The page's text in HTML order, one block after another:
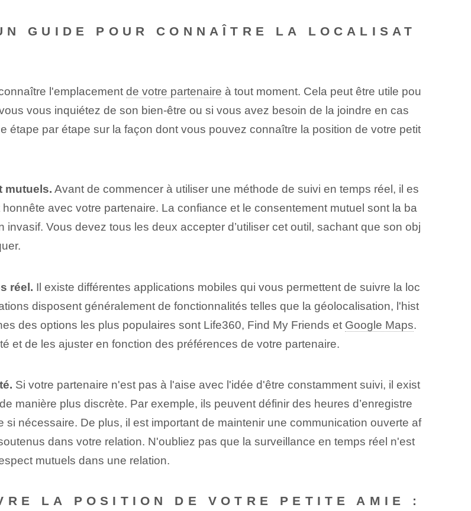
GUIDE POUR CONNAÎTRE LA LOCALISAT
l'emplacement de votre partenaire à tout moment. Cela peut être utile pou
vous inquiétez de son bien-être ou si vous avez besoin de la joindre en cas
par étape sur la façon dont vous pouvez connaître la position de votre petit
mutuels. Avant de commencer à utiliser une méthode de suivi en temps réel, il es
avec votre partenaire. La confiance et le consentement mutuel sont la ba
Vous devez tous les deux accepter d’utiliser⁤ cet outil, sachant que son obj
réel. Il existe différentes applications mobiles qui vous permettent de suivre la loc
disposent généralement de fonctionnalités telles que la géolocalisation, l'hist
des options les plus populaires sont Life360, Find My Friends et Google Maps.
et de les ajuster en fonction des préférences de votre partenaire.
Si votre partenaire n'est pas à l'aise avec l'idée d'être constamment suivi, il exist
manière plus discrète. Par exemple, ils peuvent définir des heures d’enregistre
nécessaire. De plus, il est important de maintenir une communication ouverte af
dans votre relation. N'oubliez pas que⁤ la surveillance en temps réel n'est
mutuels dans une relation.
LA POSITION DE VOTRE PETITE AMIE :